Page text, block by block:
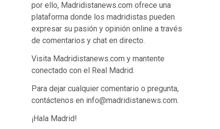
por ello, Madridistanews.com ofrece una
plataforma donde los madridistas pueden
expresar su pasión y opinión online a través
de comentarios y chat en directo.
Visita Madridistanews.com y mantente
conectado con el Real Madrid.
Para dejar cualquier comentario o pregunta,
contáctenos en info@madridistanews.com.
¡Hala Madrid!